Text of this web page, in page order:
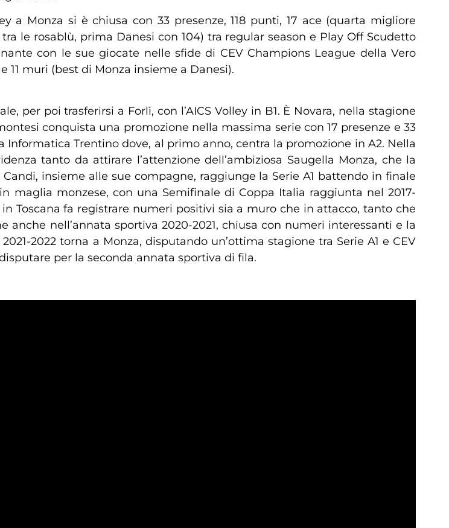
a Monza si è chiusa con 33 presenze, 118 punti, 17 ace (quarta migliore
le rosablù, prima Danesi con 104) tra regular season e Play Off Scudetto
con le sue giocate nelle sfide di CEV Champions League della Vero
11 muri (best di Monza insieme a Danesi).
per poi trasferirsi a Forlì, con l’AICS Volley in B1. È Novara, nella stagione
conquista una promozione nella massima serie con 17 presenze e 33
Informatica Trentino dove, al primo anno, centra la promozione in A2. Nella
tanto da attirare l’attenzione dell’ambiziosa Saugella Monza, che la
insieme alle sue compagne, raggiunge la Serie A1 battendo in finale
maglia monzese, con una Semifinale di Coppa Italia raggiunta nel 2017-
Toscana fa registrare numeri positivi sia a muro che in attacco, tanto che
nell’annata sportiva 2020-2021, chiusa con numeri interessanti e la
2022 torna a Monza, disputando un’ottima stagione tra Serie A1 e CEV
per la seconda annata sportiva di fila.